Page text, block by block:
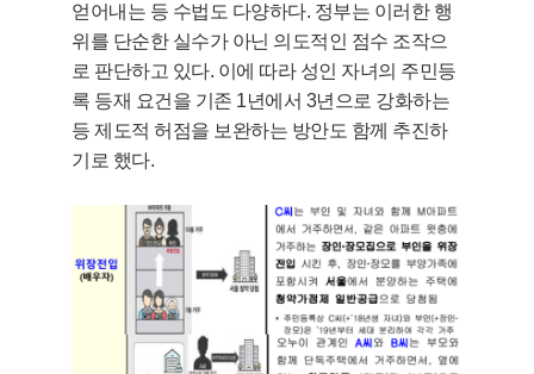
얻어내는 등 수법도 다양하다. 정부는 이러한 행
위를 단순한 실수가 아닌 의도적인 점수 조작으
로 판단하고 있다. 이에 따라 성인 자녀의 주민등
록 등재 요건을 기존 1년에서 3년으로 강화하는
등 제도적 허점을 보완하는 방안도 함께 추진하
기로 했다.